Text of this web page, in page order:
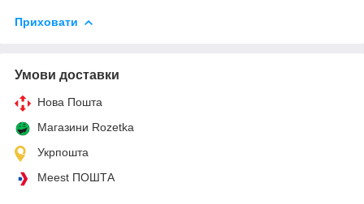
Приховати
Умови доставки
Нова Пошта
Магазини Rozetka
Укрпошта
Meest ПОШТА